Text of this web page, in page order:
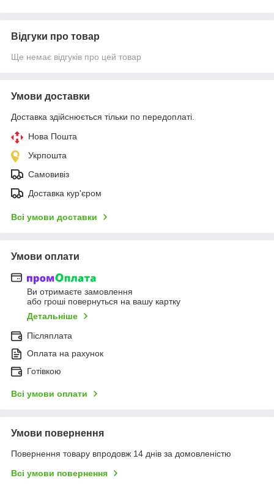
Відгуки про товар
Ще немає відгуків про цей товар
Умови доставки
Доставка здійснюється тільки по передоплаті.
Нова Пошта
Укрпошта
Самовивіз
Доставка кур'єром
Всі умови доставки
Умови оплати
Ви отримаєте замовлення
або гроші повернуться на вашу картку
Детальніше
Післяплата
Оплата на рахунок
Готівкою
Всі умови оплати
Умови повернення
Повернення товару впродовж 14 днів за домовленістю
Всі умови повернення